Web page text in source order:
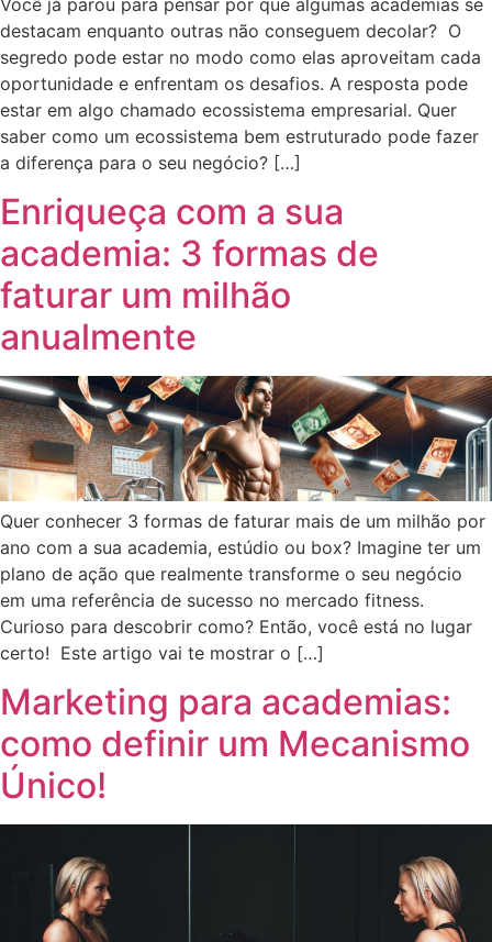
destacam enquanto outras não conseguem decolar? O
segredo pode estar no modo como elas aproveitam cada
oportunidade e enfrentam os desafios. A resposta pode
estar em algo chamado ecossistema empresarial. Quer
saber como um ecossistema bem estruturado pode fazer
a diferença para o seu negócio? […]
Enriqueça com a sua
academia: 3 formas de
faturar um milhão
anualmente
Quer conhecer 3 formas de faturar mais de um milhão por
ano com a sua academia, estúdio ou box? Imagine ter um
plano de ação que realmente transforme o seu negócio
em uma referência de sucesso no mercado fitness.
Curioso para descobrir como? Então, você está no lugar
certo! Este artigo vai te mostrar o […]
Marketing para academias:
como definir um Mecanismo
Único!